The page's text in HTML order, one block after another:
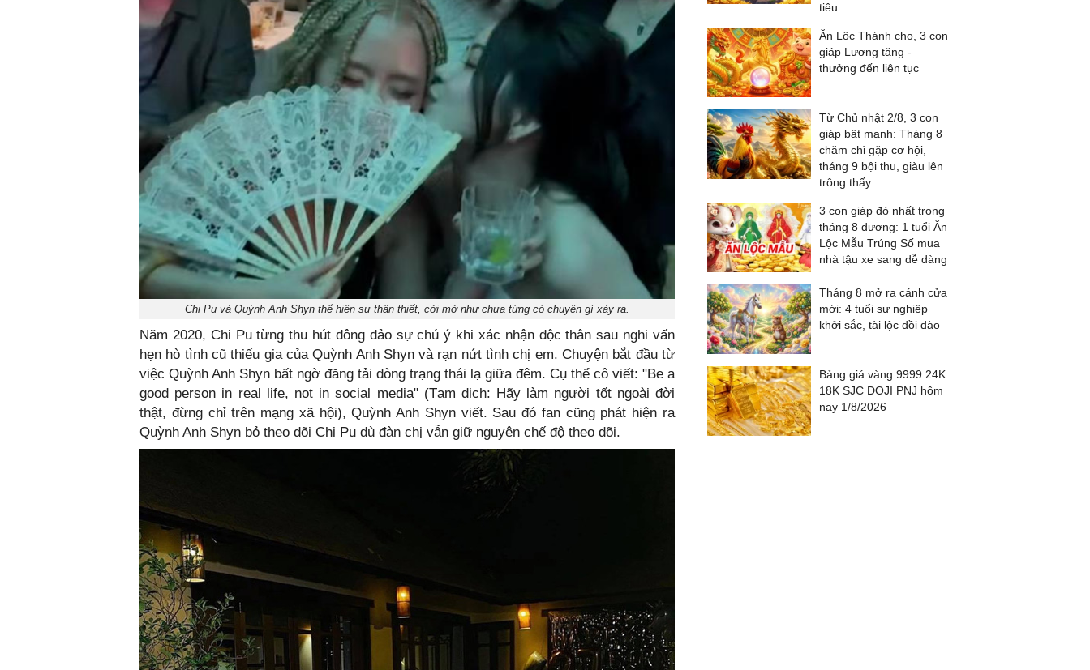
Chi Pu và Quỳnh Anh Shyn thể hiện sự thân thiết, cởi mở như chưa từng có chuyện gì xảy ra.
Năm 2020, Chi Pu từng thu hút đông đảo sự chú ý khi xác nhận độc thân sau nghi vấn
hẹn hò tình cũ thiếu gia của Quỳnh Anh Shyn và rạn nứt tình chị em. Chuyện bắt đầu từ
việc Quỳnh Anh Shyn bất ngờ đăng tải dòng trạng thái lạ giữa đêm. Cụ thể cô viết: "Be a
good person in real life, not in social media" (Tạm dịch: Hãy làm người tốt ngoài đời
thật, đừng chỉ trên mạng xã hội), Quỳnh Anh Shyn viết. Sau đó fan cũng phát hiện ra
Quỳnh Anh Shyn bỏ theo dõi Chi Pu dù đàn chị vẫn giữ nguyên chế độ theo dõi.
tiêu
Ăn Lộc Thánh cho, 3 con
giáp Lương tăng -
thưởng đến liên tục
Từ Chủ nhật 2/8, 3 con
giáp bật mạnh: Tháng 8
chăm chỉ gặp cơ hội,
tháng 9 bội thu, giàu lên
trông thấy
3 con giáp đỏ nhất trong
tháng 8 dương: 1 tuổi Ăn
Lộc Mẫu Trúng Số mua
nhà tậu xe sang dễ dàng
Tháng 8 mở ra cánh cửa
mới: 4 tuổi sự nghiệp
khởi sắc, tài lộc dồi dào
Bảng giá vàng 9999 24K
18K SJC DOJI PNJ hôm
nay 1/8/2026